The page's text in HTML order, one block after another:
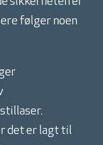
følger noen
det er lagt til